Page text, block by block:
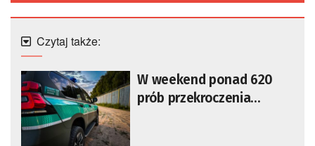
Czytaj także:
W weekend ponad 620
prób przekroczenia